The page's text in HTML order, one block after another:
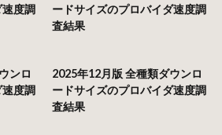
度調
ードサイズのプロバイダ速度調
査結果
ンロ
度調
2025年12月版 全種類ダウンロ
ードサイズのプロバイダ速度調
査結果